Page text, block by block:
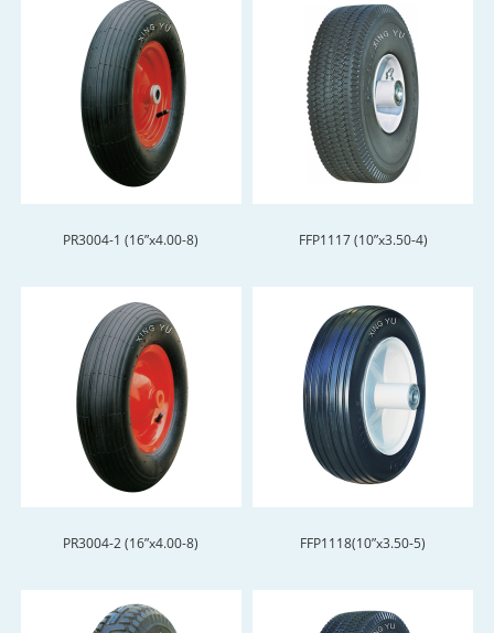
PR3004-1 (16”x4.00-8) FFP1117 (10”x3.50-4)
PR3004-2 (16”x4.00-8) FFP1118(10”x3.50-5)